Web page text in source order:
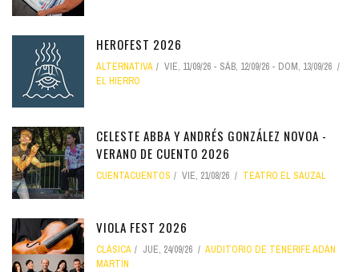
HEROFEST 2026
ALTERNATIVA VIE, 11/09/26 - SÁB, 12/09/26 - DOM, 13/09/26
EL HIERRO
CELESTE ABBA Y ANDRÉS GONZÁLEZ NOVOA -
VERANO DE CUENTO 2026
CUENTACUENTOS VIE, 21/08/26 TEATRO EL SAUZAL
VIOLA FEST 2026
CLÁSICA JUE, 24/09/26
AUDITORIO DE TENERIFE ADÁN
MARTÍN